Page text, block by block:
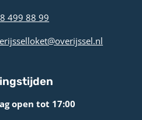
499 88 99
open tot 17:00